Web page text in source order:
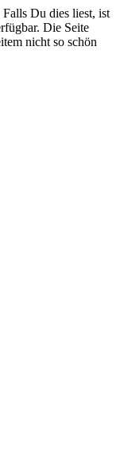
Du dies liest, ist
Die Seite
nicht so schön